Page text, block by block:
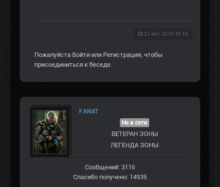
21 окт 2015 16:10
Пожалуйста Войти или Регистрация , чтобы
присоединиться к беседе.
FANAT
Не в сети
ВЕТЕРАН ЗOНЫ
ЛЕГЕНДА ЗОНЫ
Сообщений: 3116
Спасибо получено: 14935